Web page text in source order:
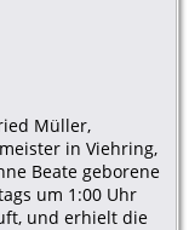
Müller,
in Viehring,
Beate geborene
um 1:00 Uhr
und erhielt die